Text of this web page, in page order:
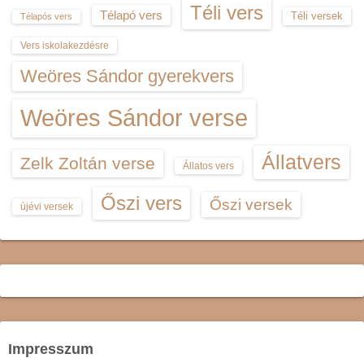
Télapós vers Télapó vers Téli vers Téli versek
Vers iskolakezdésre
Weöres Sándor gyerekvers
Weöres Sándor verse
Zelk Zoltán verse Állatos vers Állatvers
újévi versek Őszi vers Őszi versek
Impresszum